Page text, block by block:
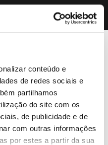
conteúdo e
de redes sociais e
partilhamos
do site com os
de publicidade e de
com outras informações
por estes a partir da sua